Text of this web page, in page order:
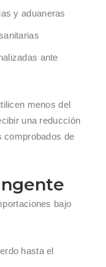
y aduaneras
ante
menos del
una reducción
comprobados de
bajo
hasta el